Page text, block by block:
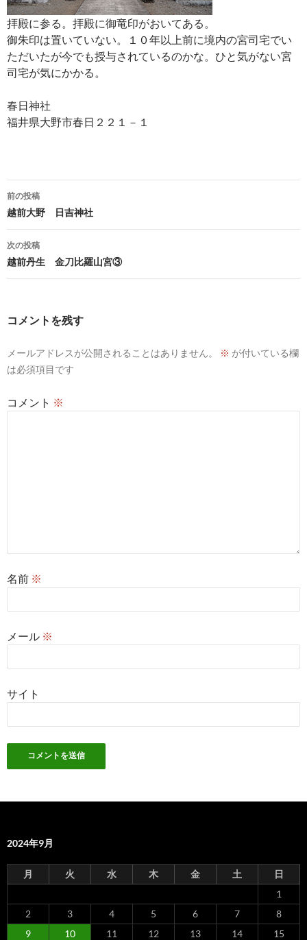
拝殿に参る。拝殿に御竜印がおいてある。
御朱印は置いていない。１０年以上前に境内の宮司宅でい
ただいたが今でも授与されているのかな。ひと気がない宮
司宅が気にかかる。
春日神社
福井県大野市春日２２１－１
投
稿
ナ
ビ
ゲ
ョ
前の投稿
越前大野 日吉神社
次の投稿
越前丹生 金刀比羅山宮③
コメントを残す
メールアドレスが公開されることはありません。 ※ が付いている欄
は必須項目です
コメント ※
名前 ※
メール ※
サイト
2024年9月
月 火 水 木 金 土
日
1
2
3 4 5 6 7
8
9
10 11 12 13 14 15